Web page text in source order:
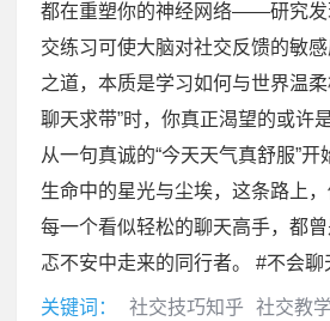
都在重塑你的神经网络——研究发
交练习可使大脑对社交反馈的敏
之道，本质是学习如何与世界温
聊天求带”时，你真正渴望的或许
从一句真诚的“今天天气真舒服”
生命中的星光与尘埃，这条路上
每一个看似轻松的聊天高手，都
忑不安中走来的同行者。 #不会聊
关键词： 社交技巧知乎 社交教